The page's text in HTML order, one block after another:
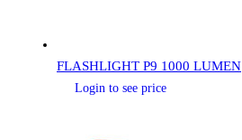
FLASHLIGHT P9 1000 LUMEN
Login to see price